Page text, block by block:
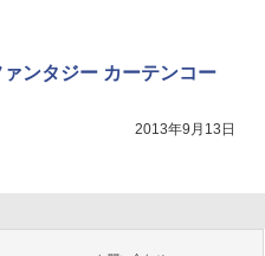
ンタジー カーテンコー
2013年9月13日